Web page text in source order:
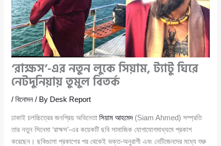
‘রাক্ষস’-এর নতুন লুকে সিয়াম, ট্যাটু ঘিরে
নেটদুনিয়ায় তুমুল বিতর্ক
/বিনোদন / By Desk Report
ঢাকাই চলচ্চিত্রের জনপ্রিয় অভিনেতাসিয়াম আহমেদ(Siam Ahmed) সম্প্রতি
তার নতুন সিনেমা ‘রাক্ষস’-এর কয়েকটি ছবি সামাজিক যোগাযোগমাধ্যমে প্রকাশ
করেছেন। ছবিগুলো প্রকাশের পর থেকেই ভক্ত-অনুরাগী এবং নেটিজেনদের মধ্যে শুরু